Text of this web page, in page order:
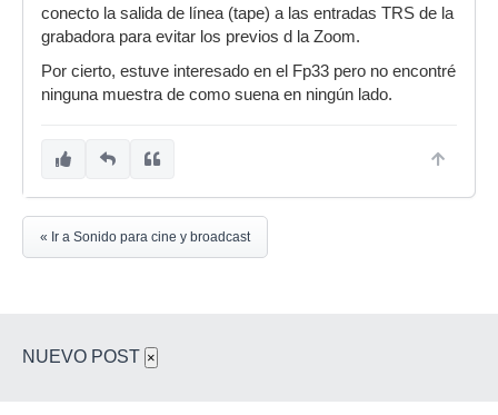
conecto la salida de línea (tape) a las entradas TRS de la
grabadora para evitar los previos d la Zoom.
Por cierto, estuve interesado en el Fp33 pero no encontré
ninguna muestra de como suena en ningún lado.
« Ir a Sonido para cine y broadcast
NUEVO POST ×